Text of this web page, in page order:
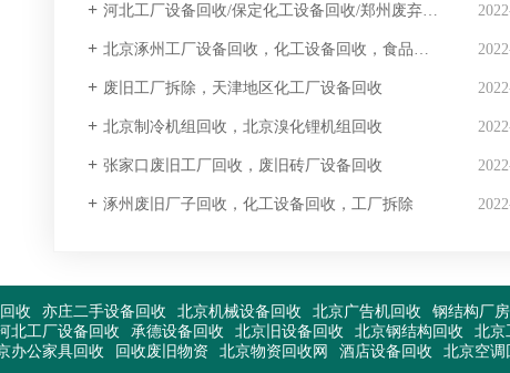
河北工厂设备回收/保定化工设备回收/郑州废弃厂子回收
北京涿州工厂设备回收，化工设备回收，食品设备回收商家
废旧工厂拆除，天津地区化工厂设备回收
北京制冷机组回收，北京溴化锂机组回收
张家口废旧工厂回收，废旧砖厂设备回收
涿州废旧厂子回收，化工设备回收，工厂拆除
收 亦庄二手设备回收 北京机械设备回收 北京广告机回收 钢结构厂
北工厂设备回收 承德设备回收 北京旧设备回收 北京钢结构回收 北京
办公家具回收 回收废旧物资 北京物资回收网 酒店设备回收 北京空调